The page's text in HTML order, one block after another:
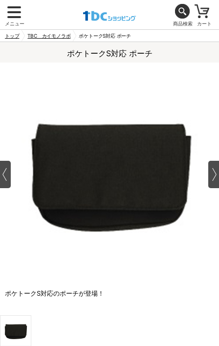
メニュー 商品検索 カート
トップ TBC カイモノラボ ポケトークS対応 ポーチ
ポケトークS対応 ポーチ
ポケトークS対応のポーチが登場！